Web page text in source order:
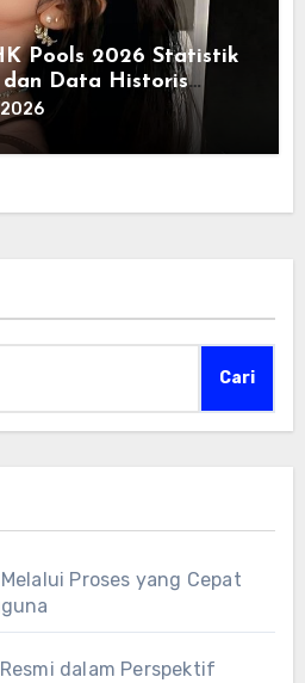
Pools 2026 Statistik
dan Data Historis
Cari
Proses yang Cepat
dalam Perspektif